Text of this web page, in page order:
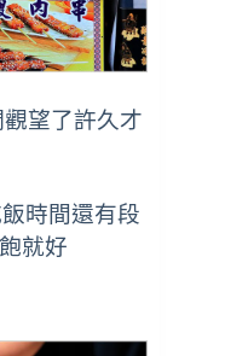
望了許久才
時間還有段
就好